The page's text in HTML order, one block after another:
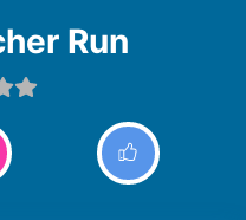
Run